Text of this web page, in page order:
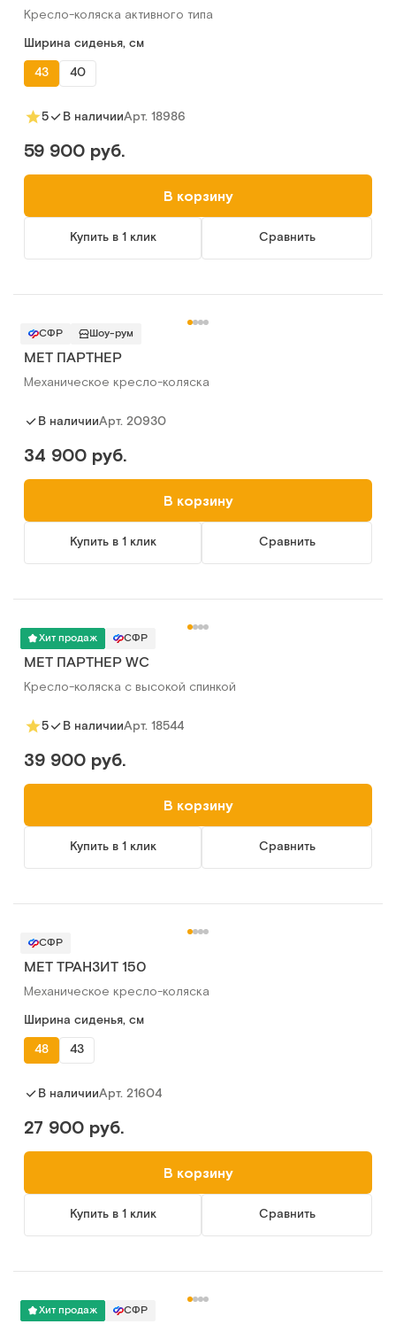
Кресло-коляска активного типа
Ширина сиденья, см
43
40
5 В наличииАрт. 18986
59 900 руб.
В корзину
Купить в 1 клик Сравнить
СФР Шоу-рум
МЕТ ПАРТНЕР
Механическое кресло-коляска
В наличииАрт. 20930
34 900 руб.
В корзину
Купить в 1 клик Сравнить
Хит продаж СФР
МЕТ ПАРТНЕР WC
Кресло-коляска с высокой спинкой
5 В наличииАрт. 18544
39 900 руб.
В корзину
Купить в 1 клик Сравнить
СФР
МЕТ ТРАНЗИТ 150
Механическое кресло-коляска
Ширина сиденья, см
48
43
В наличииАрт. 21604
27 900 руб.
В корзину
Купить в 1 клик Сравнить
Хит продаж СФР